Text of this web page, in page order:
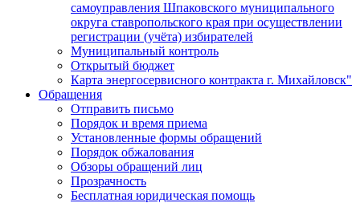
самоуправления Шпаковского муниципального
округа ставропольского края при осуществлении
регистрации (учёта) избирателей
Муниципальный контроль
Открытый бюджет
Карта энергосервисного контракта г. Михайловск"
Обращения
Отправить письмо
Порядок и время приема
Установленные формы обращений
Порядок обжалования
Обзоры обращений лиц
Прозрачность
Бесплатная юридическая помощь